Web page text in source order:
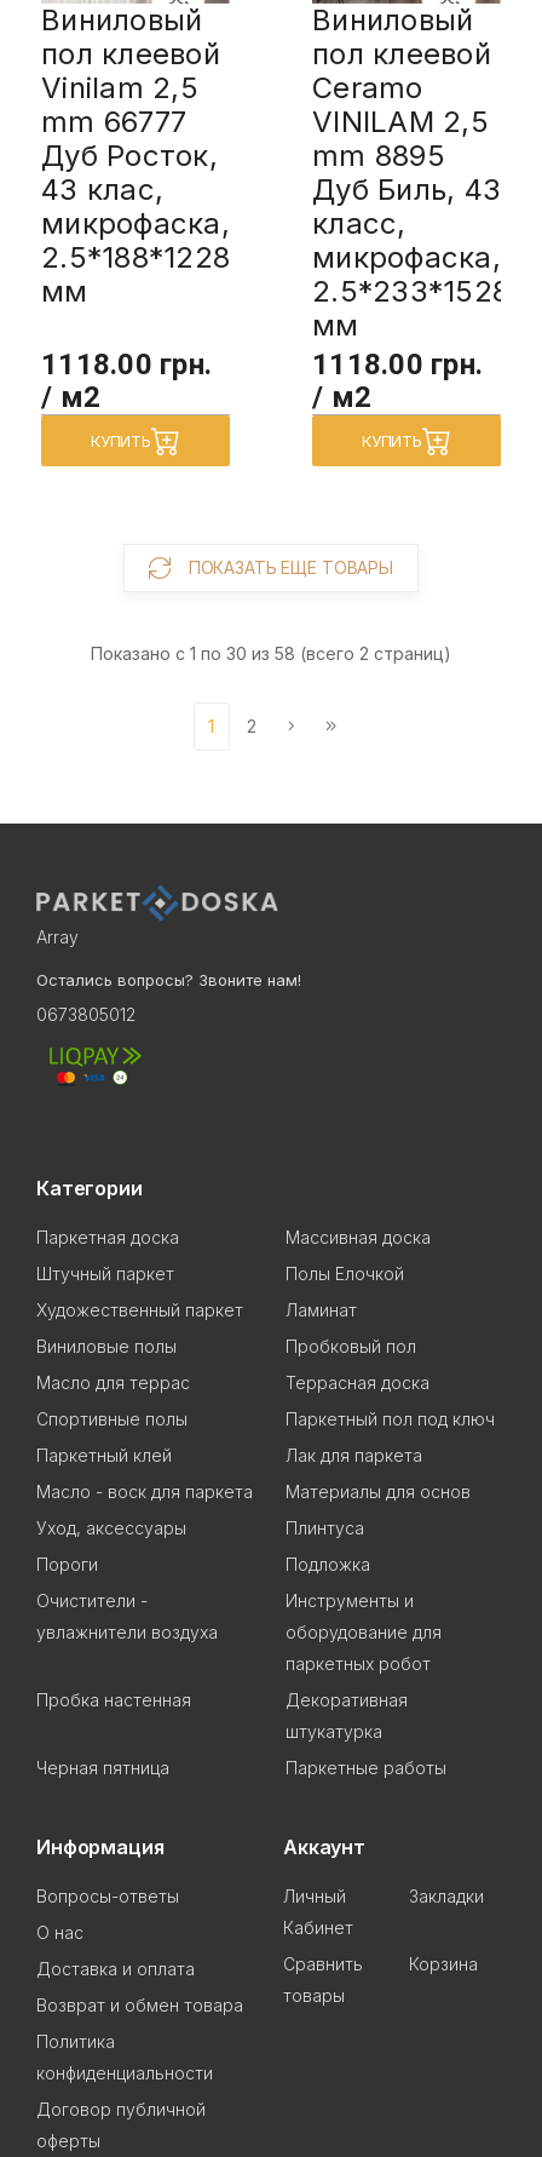
Виниловый
пол клеевой
Vinilam 2,5
mm 66777
Дуб Росток,
43 клас,
микрофаска,
2.5*188*1228
мм
1118.00 грн.
/ м2
КУПИТЬ
Виниловый
пол клеевой
Ceramo
VINILAM 2,5
mm 8895
Дуб Биль, 43
класс,
микрофаска,
2.5*233*1528
мм
1118.00 грн.
/ м2
КУПИТЬ
ПОКАЗАТЬ ЕЩЕ ТОВАРЫ
Показано с 1 по 30 из 58 (всего 2 страниц)
1 2
Array
Остались вопросы? Звоните нам!
0673805012
Категории
Паркетная доска
Массивная доска
Штучный паркет
Полы Елочкой
Художественный паркет
Ламинат
Виниловые полы
Пробковый пол
Масло для террас
Террасная доска
Спортивные полы
Паркетный пол под ключ
Паркетный клей
Лак для паркета
Масло - воск для паркета
Материалы для основ
Уход, аксессуары
Плинтуса
Пороги
Подложка
Очистители -
увлажнители воздуха
Инструменты и
оборудование для
паркетных робот
Пробка настенная
Декоративная
штукатурка
Черная пятница
Паркетные работы
Информация
Вопросы-ответы
О нас
Доставка и оплата
Возврат и обмен товара
Политика
конфиденциальности
Договор публичной
оферты
Аккаунт
Личный
Кабинет
Закладки
Сравнить
товары
Корзина